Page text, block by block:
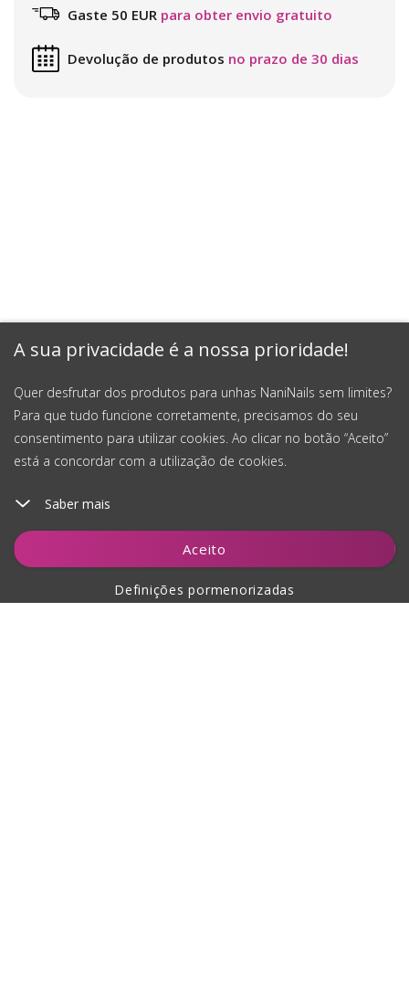
A sua privacidade é a nossa prioridade!
Quer desfrutar dos produtos para unhas NaniNails sem limites?
Para que tudo funcione corretamente, precisamos do seu
consentimento para utilizar cookies. Ao clicar no botão “Aceito”
está a concordar com a utilização de cookies.
Saber mais
Aceito
Definições pormenorizadas
Adicionar ao carrinho
Gaste 50 EUR para obter envio gratuito
Devolução de produtos no prazo de 30 dias